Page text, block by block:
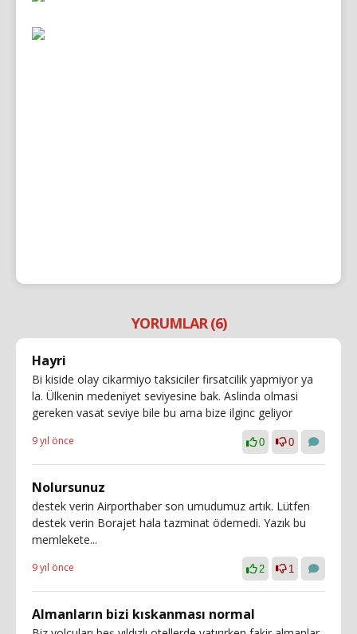
YORUMLAR (6)
Hayri
Bi kiside olay cikarmiyo taksiciler firsatcilik yapmiyor ya
la. Ülkenin medeniyet seviyesine bak. Aslinda olmasi
gereken vasat seviye bile bu ama bize ilginc geliyor
9 yıl önce 0 0
Nolursunuz
destek verin Airporthaber son umudumuz artık. Lütfen
destek verin Borajet hala tazminat ödemedi. Yazık bu
memlekete...
9 yıl önce 2 1
Almanların bizi kıskanması normal